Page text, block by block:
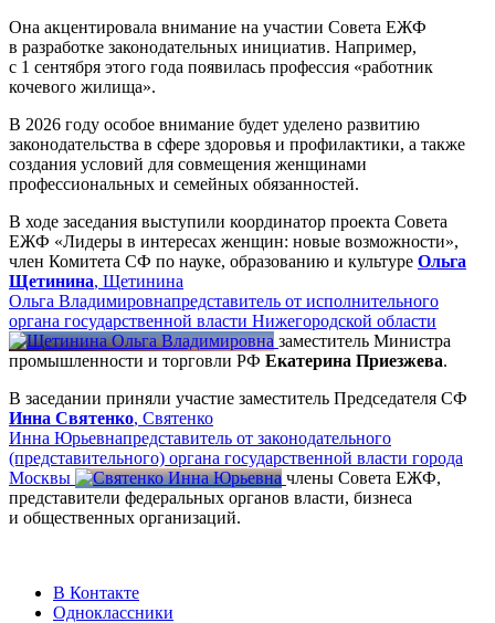
Она акцентировала внимание на участии Совета ЕЖФ
в разработке законодательных инициатив. Например,
с 1 сентября этого года появилась профессия «работник
кочевого жилища».
В 2026 году особое внимание будет уделено развитию
законодательства в сфере здоровья и профилактики, а также
создания условий для совмещения женщинами
профессиональных и семейных обязанностей.
В ходе заседания выступили координатор проекта Совета
ЕЖФ «Лидеры в интересах женщин: новые возможности»,
член Комитета СФ по науке, образованию и культуре Ольга
Щетинина, Щетинина
Ольга Владимировнапредставитель от исполнительного
органа государственной власти Нижегородской области
заместитель Министра
промышленности и торговли РФ Екатерина Приезжева.
В заседании приняли участие заместитель Председателя СФ
Инна Святенко, Святенко
Инна Юрьевнапредставитель от законодательного
(представительного) органа государственной власти города
Москвы
члены Совета ЕЖФ,
представители федеральных органов власти, бизнеса
и общественных организаций.
В Контакте
Одноклассники